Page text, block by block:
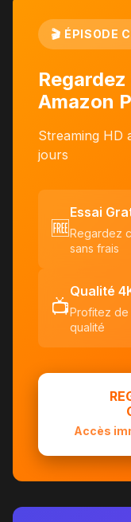
🎬 ÉPISODE
Amazon
Streaming HD
jours
🆓
Essai
Regardez
sans frais
📺
Qualité
Profitez de
qualité
Accès